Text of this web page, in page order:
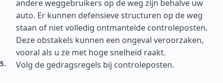
andere weggebruikers op de weg zijn behalve uw
auto. Er kunnen defensieve structuren op de weg
staan of niet volledig ontmantelde controleposten.
Deze obstakels kunnen een ongeval veroorzaken,
vooral als u ze met hoge snelheid raakt.
Volg de gedragsregels bij controleposten.